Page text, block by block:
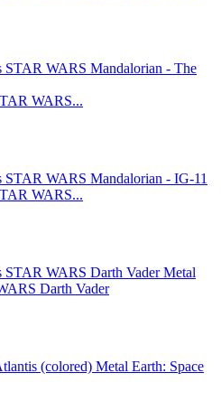
WARS...
WARS...
Metal
Darth Vader
Metal Earth: Space